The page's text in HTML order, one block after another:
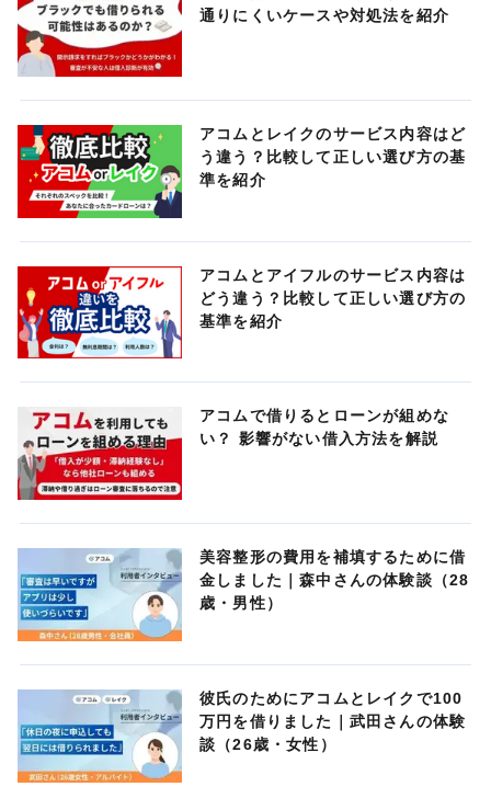
通りにくいケースや対処法を紹介
アコムとレイクのサービス内容はど
う違う？比較して正しい選び方の基
準を紹介
アコムとアイフルのサービス内容は
どう違う？比較して正しい選び方の
基準を紹介
アコムで借りるとローンが組めな
い？ 影響がない借入方法を解説
美容整形の費用を補填するために借
金しました｜森中さんの体験談（28
歳・男性）
彼氏のためにアコムとレイクで100
万円を借りました｜武田さんの体験
談（26歳・女性）